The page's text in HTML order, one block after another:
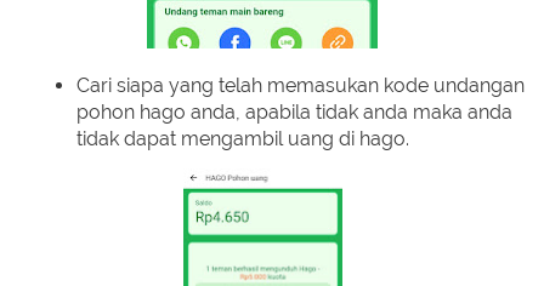
Cari siapa yang telah memasukan kode undangan
pohon hago anda, apabila tidak anda maka anda
tidak dapat mengambil uang di hago.